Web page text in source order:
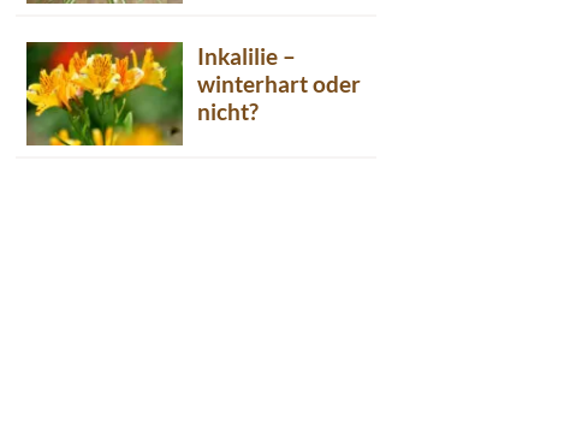
Inkalilie –
winterhart oder
nicht?